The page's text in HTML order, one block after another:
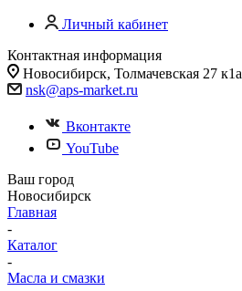
Личный кабинет
Контактная информация
Новосибирск, Толмачевская 27 к1а
nsk@aps-market.ru
Вконтакте
YouTube
Ваш город
Новосибирск
Главная
-
Каталог
-
Масла и смазки